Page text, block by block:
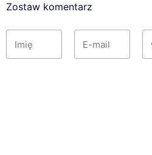
Zostaw komentarz